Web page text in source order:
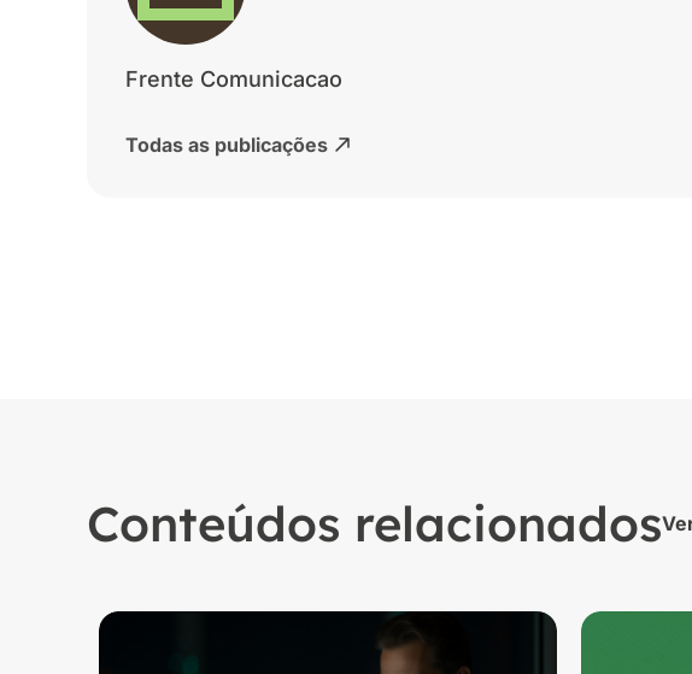
Frente Comunicacao
Todas as publicações
Conteúdos relacionados